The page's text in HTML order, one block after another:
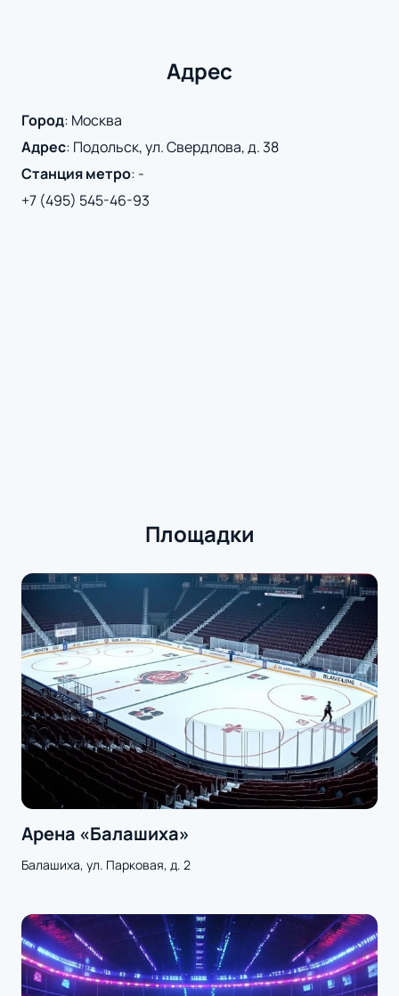
Адрес
Город: Москва
Адрес: Подольск, ул. Свердлова, д. 38
Станция метро: -
+7 (495) 545-46-93
Площадки
Арена «Балашиха»
Балашиха, ул. Парковая, д. 2